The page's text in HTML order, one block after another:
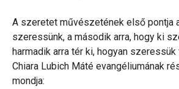
A szeretet művészetének első pontja
szeressünk, a második arra, hogy ki
harmadik arra tér ki, hogyan szeressük
Chiara Lubich Máté evangéliumának
mondja: